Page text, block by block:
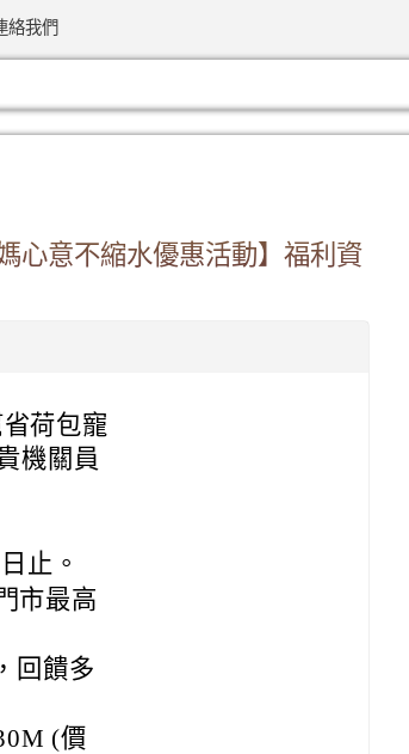
絡我們
心意不縮水優惠活動】福利資
荷包寵
機關員
止。
市最高
回饋多
(價